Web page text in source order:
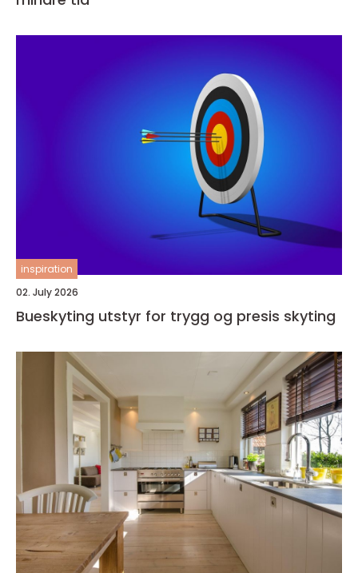
inspiration
02. July 2026
Bueskyting utstyr for trygg og presis skyting